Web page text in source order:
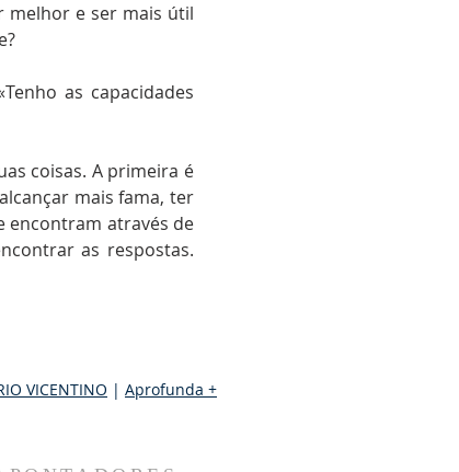
melhor e ser mais útil
as capacidades
coisas. A primeira é
mais fama, ter
encontram através de
as respostas.
VICENTINO | Aprofunda +